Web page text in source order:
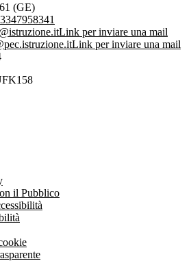
(GE)
Link per inviare una mail
Link per inviare una mail
il Pubblico